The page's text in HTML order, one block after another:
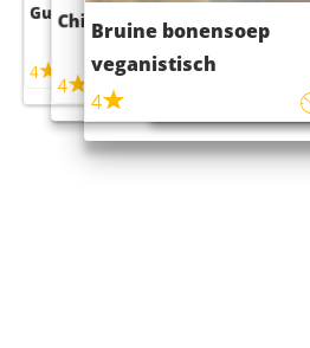
Guacamole
4
Chili con carne
4 45m
Bruine bonensoep
veganistisch
4
Sushi rijstsalade
maaltijdsalade
4